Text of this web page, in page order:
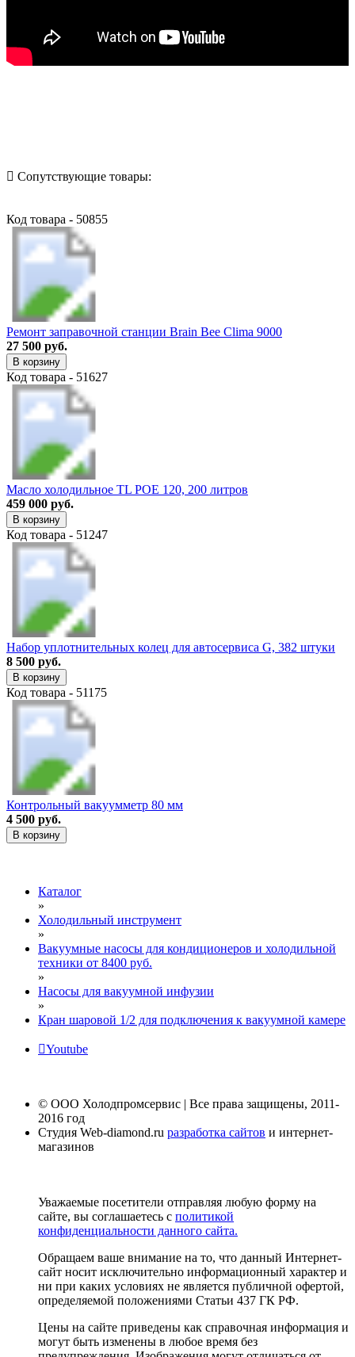
Сопутствующие товары:
Код товара - 50855
Ремонт заправочной станции Brain Bee Clima 9000
27 500 руб.
В корзину
Код товара - 51627
Масло холодильное TL POE 120, 200 литров
459 000 руб.
В корзину
Код товара - 51247
Набор уплотнительных колец для автосервиса G, 382 штуки
8 500 руб.
В корзину
Код товара - 51175
Контрольный вакуумметр 80 мм
4 500 руб.
В корзину
Каталог
»
Холодильный инструмент
»
Вакуумные насосы для кондиционеров и холодильной
техники от 8400 руб.
»
Насосы для вакуумной инфузии
»
Кран шаровой 1/2 для подключения к вакуумной камере
Youtube
© ООО Холодпромсервис | Все права защищены, 2011-
2016 год
Студия Web-diamond.ru разработка сайтов и интернет-
магазинов
Уважаемые посетители отправляя любую форму на
сайте, вы соглашаетесь с политикой
конфиденциальности данного сайта.
Обращаем ваше внимание на то, что данный Интернет-
сайт носит исключительно информационный характер и
ни при каких условиях не является публичной офертой,
определяемой положениями Статьи 437 ГК РФ.
Цены на сайте приведены как справочная информация и
могут быть изменены в любое время без